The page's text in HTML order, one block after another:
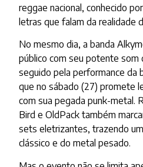
reggae nacional, conhecido
letras que falam da realidade
No mesmo dia, a banda
público com seu potente som
seguido pela performance da
que no sábado (27) promete
com sua pegada punk-metal.
Bird e OldPack também
sets eletrizantes, trazendo
clássico e do metal pesado.